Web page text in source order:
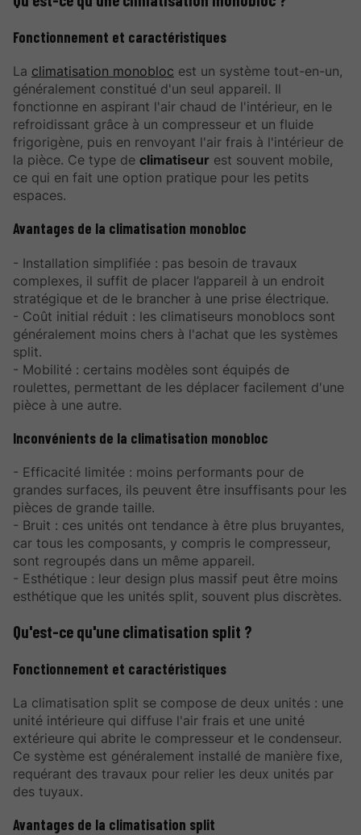
Fonctionnement et caractéristiques
La climatisation monobloc est un système tout-en-un,
généralement constitué d'un seul appareil. Il
fonctionne en aspirant l'air chaud de l'intérieur, en le
refroidissant grâce à un compresseur et un fluide
frigorigène, puis en renvoyant l'air frais à l'intérieur de
la pièce. Ce type de climatiseur est souvent mobile,
ce qui en fait une option pratique pour les petits
espaces.
Avantages de la climatisation monobloc
- Installation simplifiée : pas besoin de travaux
complexes, il suffit de placer l’appareil à un endroit
stratégique et de le brancher à une prise électrique.
- Coût initial réduit : les climatiseurs monoblocs sont
généralement moins chers à l'achat que les systèmes
split.
- Mobilité : certains modèles sont équipés de
roulettes, permettant de les déplacer facilement d'une
pièce à une autre.
Inconvénients de la climatisation monobloc
- Efficacité limitée : moins performants pour de
grandes surfaces, ils peuvent être insuffisants pour les
pièces de grande taille.
- Bruit : ces unités ont tendance à être plus bruyantes,
car tous les composants, y compris le compresseur,
sont regroupés dans un même appareil.
- Esthétique : leur design plus massif peut être moins
esthétique que les unités split, souvent plus discrètes.
Qu'est-ce qu'une climatisation split ?
Fonctionnement et caractéristiques
La climatisation split se compose de deux unités : une
unité intérieure qui diffuse l'air frais et une unité
extérieure qui abrite le compresseur et le condenseur.
Ce système est généralement installé de manière fixe,
requérant des travaux pour relier les deux unités par
des tuyaux.
Avantages de la climatisation split